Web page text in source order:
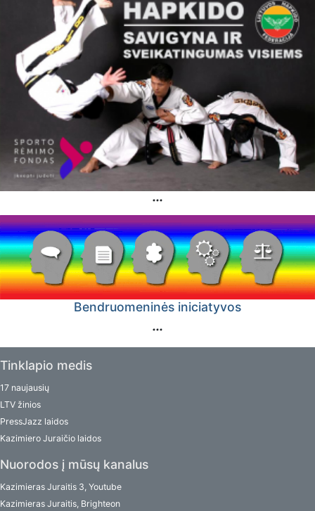
Bendruomeninės iniciatyvos
Tinklapio medis
17 naujausių
LTV žinios
PressJazz laidos
Kazimiero Juraičio laidos
Nuorodos į mūsų kanalus
Kazimieras Juraitis 3, Youtube
Kazimieras Juraitis, Brighteon